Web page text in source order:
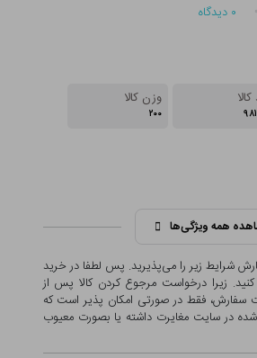
۰ دیدگاه
وزن کالا
۲۰۰
همه ویژگی‌ها
شرایط زیر را می‌پذیرید. پس لطفا در خرید
زیرا درخواست مرجوع کردن کالا پس از
سفارش، فقط در صورتی امکان پذیر است که
در سایت مغایرت داشته یا بصورت معيوب